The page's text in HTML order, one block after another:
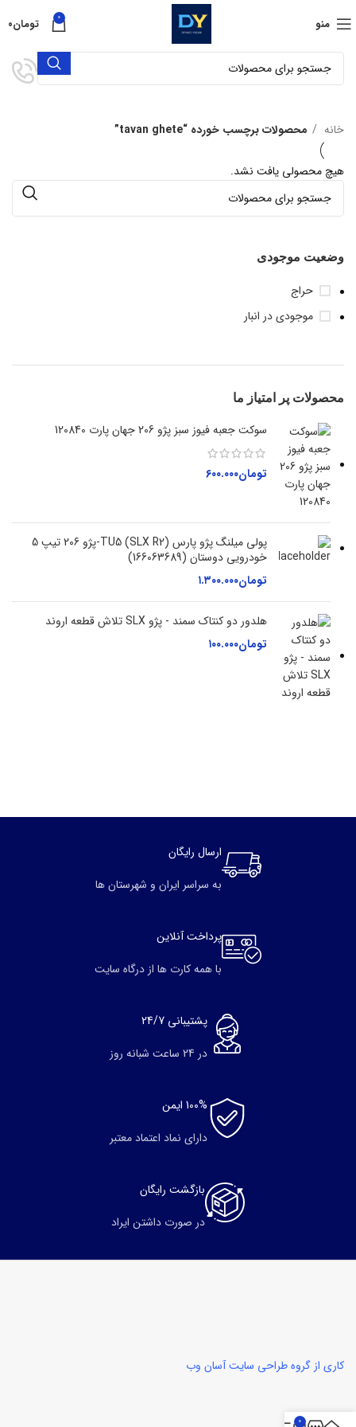
منو 0 تومان۰
وضعیت موجودی
حراج
موجودی در انبار
محصولات پر امتیاز ما
سوکت جعبه فیوز سبز پژو 206 جهان پارت 120840
تومان۶۰۰.۰۰۰
پولی میلنگ پژو پارس (SLX R2) TU5-پژو 206 تیپ 5
خودرویی دوستان (166063689)
تومان۱.۳۰۰.۰۰۰
هلدور دو کنتاک سمند - پژو SLX تلاش قطعه اروند
تومان۱۰۰.۰۰۰
خانه محصولات برچسب خورده “tavan ghete”
هیچ محصولی یافت نشد.
ارسال رایگان
به سراسر ایران و شهرستان ها
پرداخت آنلاین
با همه کارت ها از درگاه سایت
پشتیبانی 24/7
در 24 ساعت شبانه روز
100% ایمن
دارای نماد اعتماد معتبر
بازگشت رایگان
در صورت داشتن ایراد
کاری از گروه طراحی سایت آسان وب
0